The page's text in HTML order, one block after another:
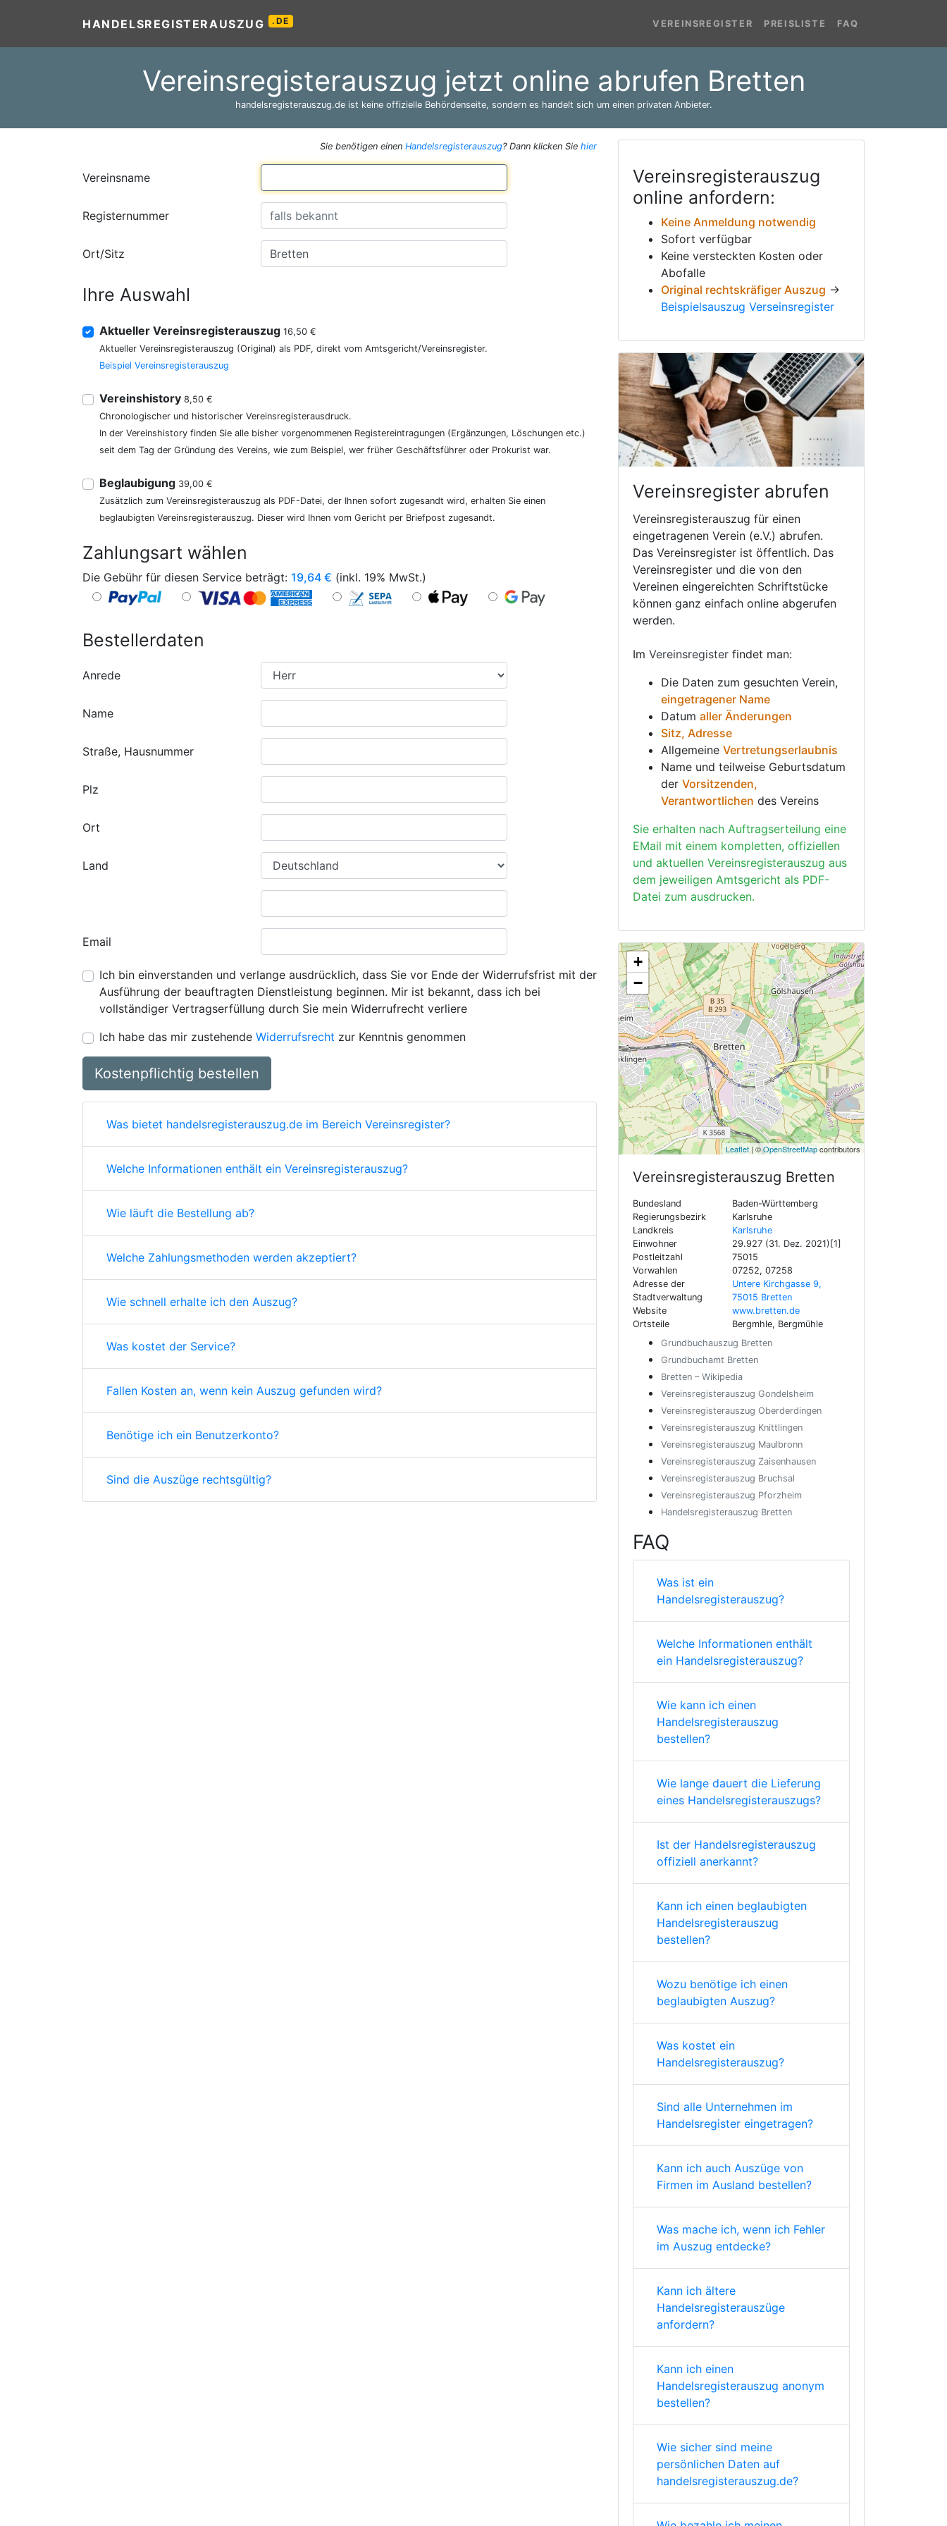
HANDELSREGISTERAUSZUG .DE VEREINSREGISTER PREISLISTE FAQ
Vereinsregisterauszug jetzt online abrufen Bretten
handelsregisterauszug.de ist keine offizielle Behördenseite, sondern es handelt sich um einen privaten Anbieter.
Sie benötigen einen Handelsregisterauszug? Dann klicken Sie hier
Vereinsname
Registernummer
Ort/Sitz
Ihre Auswahl
Aktueller Vereinsregisterauszug 16,50 €
Aktueller Vereinsregisterauszug (Original) als PDF, direkt vom Amtsgericht/Vereinsregister.
Beispiel Vereinsregisterauszug
Vereinshistory 8,50 €
Chronologischer und historischer Vereinsregisterausdruck.
In der Vereinshistory finden Sie alle bisher vorgenommenen Registereintragungen (Ergänzungen, Löschungen etc.)
seit dem Tag der Gründung des Vereins, wie zum Beispiel, wer früher Geschäftsführer oder Prokurist war.
Beglaubigung 39,00 €
Zusätzlich zum Vereinsregisterauszug als PDF-Datei, der Ihnen sofort zugesandt wird, erhalten Sie einen
beglaubigten Vereinsregisterauszug. Dieser wird Ihnen vom Gericht per Briefpost zugesandt.
Zahlungsart wählen
Die Gebühr für diesen Service beträgt: 19,64 € (inkl. 19% MwSt.)
Bestellerdaten
Anrede
Name
Straße, Hausnummer
Plz
Ort
Land
Email
Ich bin einverstanden und verlange ausdrücklich, dass Sie vor Ende der Widerrufsfrist mit der
Ausführung der beauftragten Dienstleistung beginnen. Mir ist bekannt, dass ich bei
vollständiger Vertragserfüllung durch Sie mein Widerrufrecht verliere
Ich habe das mir zustehende Widerrufsrecht zur Kenntnis genommen
Kostenpflichtig bestellen
Was bietet handelsregisterauszug.de im Bereich Vereinsregister?
Welche Informationen enthält ein Vereinsregisterauszug?
Wie läuft die Bestellung ab?
Welche Zahlungsmethoden werden akzeptiert?
Wie schnell erhalte ich den Auszug?
Was kostet der Service?
Fallen Kosten an, wenn kein Auszug gefunden wird?
Benötige ich ein Benutzerkonto?
Sind die Auszüge rechtsgültig?
Vereinsregisterauszug
online anfordern:
Keine Anmeldung notwendig
Sofort verfügbar
Keine versteckten Kosten oder
Abofalle
Original rechtskräfiger Auszug →
Beispielsauszug Verseinsregister
Vereinsregister abrufen
Vereinsregisterauszug für einen
eingetragenen Verein (e.V.) abrufen.
Das Vereinsregister ist öffentlich. Das
Vereinsregister und die von den
Vereinen eingereichten Schriftstücke
können ganz einfach online abgerufen
werden.
Im Vereinsregister findet man:
Die Daten zum gesuchten Verein,
eingetragener Name
Datum aller Änderungen
Sitz, Adresse
Allgemeine Vertretungserlaubnis
Name und teilweise Geburtsdatum
der Vorsitzenden,
Verantwortlichen des Vereins
Sie erhalten nach Auftragserteilung eine
EMail mit einem kompletten, offiziellen
und aktuellen Vereinsregisterauszug aus
dem jeweiligen Amtsgericht als PDF-
Datei zum ausdrucken.
+
−
Leaflet | ©OpenStreetMapcontributors
Vereinsregisterauszug Bretten
Bundesland
Baden-Württemberg
Regierungsbezirk
Karlsruhe
Landkreis
Karlsruhe
Einwohner
29.927 (31. Dez. 2021)[1]
Postleitzahl
75015
Vorwahlen
07252, 07258
Adresse der
Stadtverwaltung
Untere Kirchgasse 9,
75015 Bretten
Website
www.bretten.de
Ortsteile
Bergmhle, Bergmühle
Grundbuchauszug Bretten
Grundbuchamt Bretten
Bretten – Wikipedia
Vereinsregisterauszug Gondelsheim
Vereinsregisterauszug Oberderdingen
Vereinsregisterauszug Knittlingen
Vereinsregisterauszug Maulbronn
Vereinsregisterauszug Zaisenhausen
Vereinsregisterauszug Bruchsal
Vereinsregisterauszug Pforzheim
Handelsregisterauszug Bretten
FAQ
Was ist ein
Handelsregisterauszug?
Welche Informationen enthält
ein Handelsregisterauszug?
Wie kann ich einen
Handelsregisterauszug
bestellen?
Wie lange dauert die Lieferung
eines Handelsregisterauszugs?
Ist der Handelsregisterauszug
offiziell anerkannt?
Kann ich einen beglaubigten
Handelsregisterauszug
bestellen?
Wozu benötige ich einen
beglaubigten Auszug?
Was kostet ein
Handelsregisterauszug?
Sind alle Unternehmen im
Handelsregister eingetragen?
Kann ich auch Auszüge von
Firmen im Ausland bestellen?
Was mache ich, wenn ich Fehler
im Auszug entdecke?
Kann ich ältere
Handelsregisterauszüge
anfordern?
Kann ich einen
Handelsregisterauszug anonym
bestellen?
Wie sicher sind meine
persönlichen Daten auf
handelsregisterauszug.de?